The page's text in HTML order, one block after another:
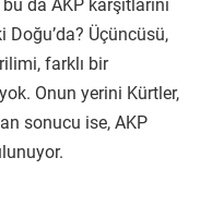
da AKP karşıtlarını
Doğu’da? Üçüncüsü,
farklı bir
Onun yerini Kürtler,
sonucu ise, AKP